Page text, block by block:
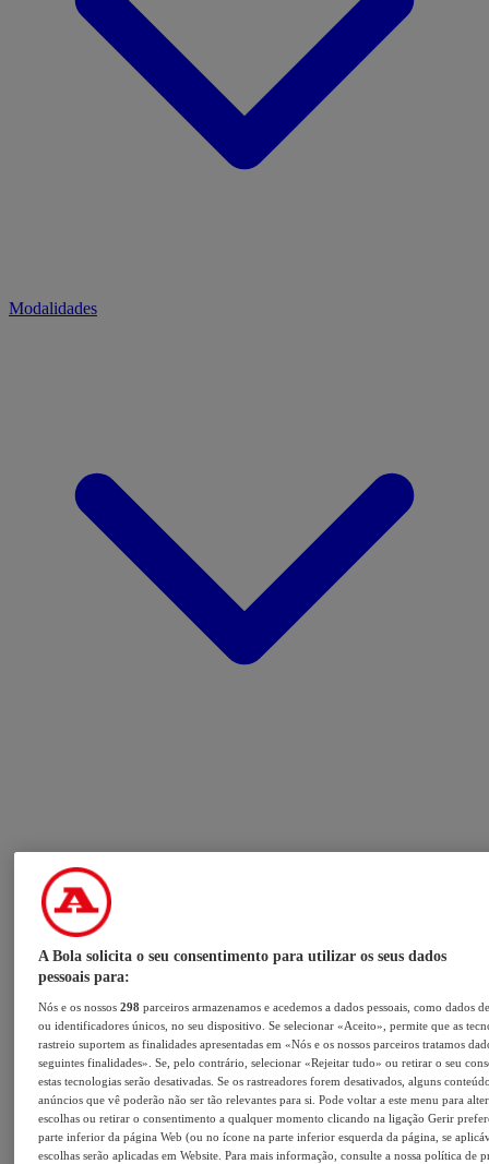
Modalidades
A Bola solicita o seu consentimento para utilizar os seus dados
pessoais para:
Nós e os nossos298 parceiros armazenamos e acedemos a dados pessoais, como dados
ou identificadores únicos, no seu dispositivo. Se selecionar «Aceito», permite que as
rastreio suportem as finalidades apresentadas em «Nós e os nossos parceiros tratamos
seguintes finalidades». Se, pelo contrário, selecionar «Rejeitar tudo» ou retirar o seu
estas tecnologias serão desativadas. Se os rastreadores forem desativados, alguns
anúncios que vê poderão não ser tão relevantes para si. Pode voltar a este menu para
escolhas ou retirar o consentimento a qualquer momento clicando na ligação Gerir
parte inferior da página Web (ou no ícone na parte inferior esquerda da página, se
escolhas serão aplicadas em Website. Para mais informação, consulte a nossa política de